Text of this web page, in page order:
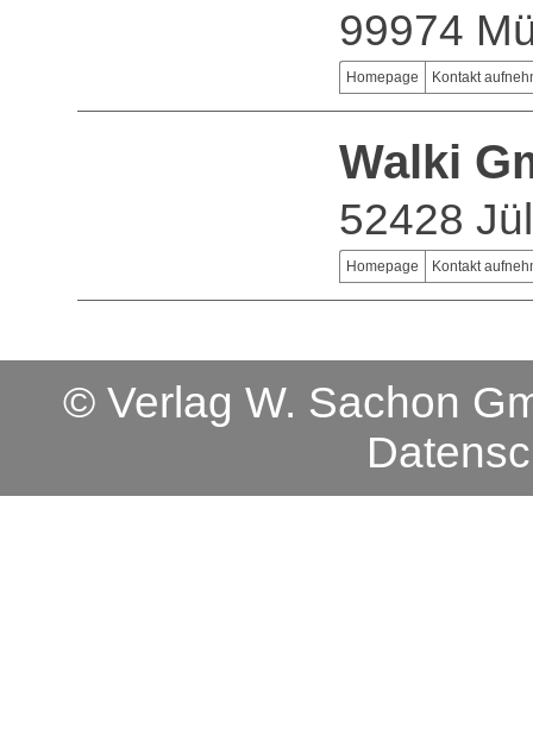
99974
Homepage Kontakt
Walki
52428
Homepage Kontakt
© Verlag W. Sachon